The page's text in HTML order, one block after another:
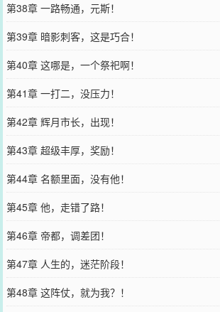
第38章 一路畅通，元斯！
第39章 暗影刺客，这是巧合！
第40章 这哪是，一个祭祀啊！
第41章 一打二，没压力！
第42章 辉月市长，出现！
第43章 超级丰厚，奖励！
第44章 名额里面，没有他！
第45章 他，走错了路！
第46章 帝都，调差团！
第47章 人生的，迷茫阶段！
第48章 这阵仗，就为我？！